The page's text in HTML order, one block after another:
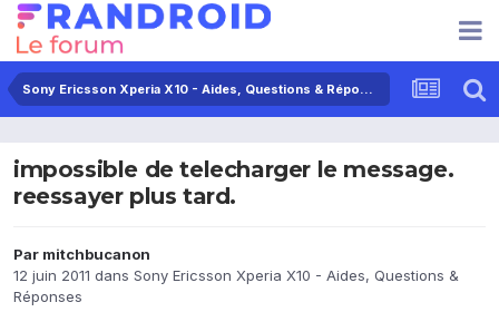
Sony Ericsson Xperia X10 - Aides, Questions & Réponses
impossible de telecharger le message.
reessayer plus tard.
Par mitchbucanon
12 juin 2011 dans Sony Ericsson Xperia X10 - Aides, Questions &
Réponses